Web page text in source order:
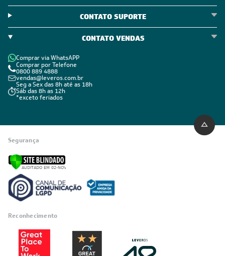
CONTATO SUPORTE
CONTATO VENDAS
Comprar via WhatsAPP
Comprar por Telefone
0800 889 4888
vendas@leveros.com.br
Seg a Sex das 8h até as 18h
Sáb das 8h as 12h
*exceto feriados
Segurança
Reconhecimento